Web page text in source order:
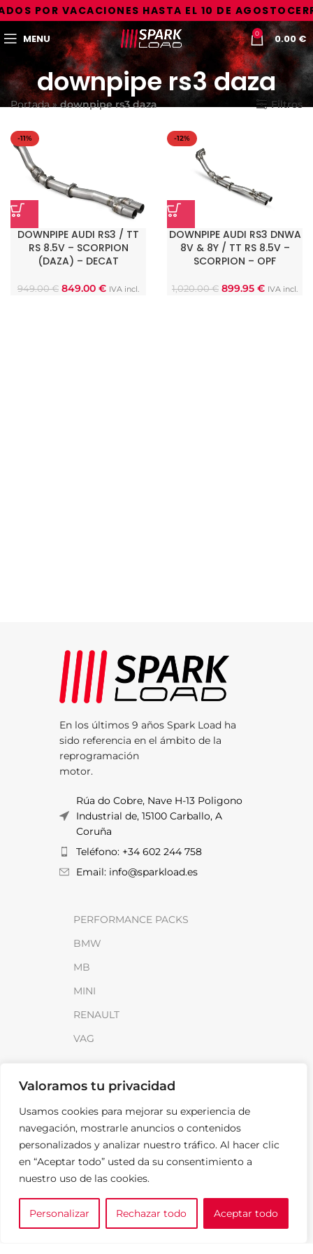
Valoramos tu privacidad
Usamos cookies para mejorar su experiencia de
navegación, mostrarle anuncios o contenidos
personalizados y analizar nuestro tráfico. Al hacer clic
en “Aceptar todo” usted da su consentimiento a
nuestro uso de las cookies.
Personalizar Rechazar todo Aceptar todo
POR VACACIONES HASTA EL 10 DE AGOSTO
MENU 0 0.00€
downpipe rs3 daza
Portada»downpipe rs3 daza Filtros
-11%
DOWNPIPE AUDI RS3 / TT
RS 8.5V – SCORPION
(DAZA) – DECAT
949.00€ 849.00 € IVA incl.
-12%
DOWNPIPE AUDI RS3 DNWA
8V & 8Y / TT RS 8.5V –
SCORPION – OPF
1,020.00€ 899.95 € IVA incl.
En los últimos 9 años Spark Load ha
sido referencia en el ámbito de la
reprogramación
motor.
Rúa do Cobre, Nave H-13 Poligono
Industrial de, 15100 Carballo, A
Coruña
Teléfono: +34 602 244 758
Email: info@sparkload.es
PERFORMANCE PACKS
BMW
MB
MINI
RENAULT
VAG
Distribuidores
FAQ
Contacto
Noticias
LEGAL
0